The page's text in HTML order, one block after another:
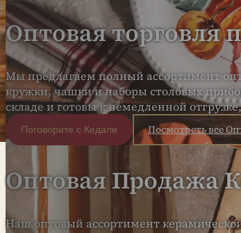
Оптовая торговля
Мы предлагаем полный ассортимент
кружки, чашки и наборы столовых
складе и готовы к немедленной
Поговорите с Кедали Посмотреть все
Оптовая Продажа
Наш оптовый ассортимент